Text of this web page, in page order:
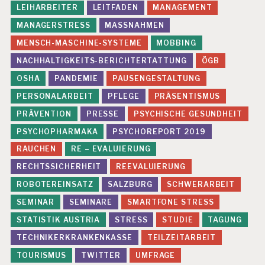
H
EI
T
T
EI
L
Z
EI
T
A
R
B
EI
T
U
N
T
E
R
N
E
LEIHARBEITER
LEITFADEN
MANAGEMENT
MANAGERSTRESS
MASSNAHMEN
MENSCH-MASCHINE-SYSTEME
MOBBING
NACHHALTIGKEITS-BERICHTERTATTUNG
ÖGB
OSHA
PANDEMIE
PAUSENGESTALTUNG
PERSONALARBEIT
PFLEGE
PRÄSENTISMUS
PRÄVENTION
PRESSE
PSYCHISCHE GESUNDHEIT
PSYCHOPHARMAKA
PSYCHOREPORT 2019
RAUCHEN
RE – EVALUIERUNG
RECHTSSICHERHEIT
REEVALUIERUNG
ROBOTEREINSATZ
SALZBURG
SCHWERARBEIT
SEMINAR
SEMINARE
SMARTFONE STRESS
STATISTIK AUSTRIA
STRESS STUDIE
TAGUNG
TECHNIKERKRANKENKASSE
TEILZEITARBEIT
TOURISMUS
TWITTER
UMFRAGE